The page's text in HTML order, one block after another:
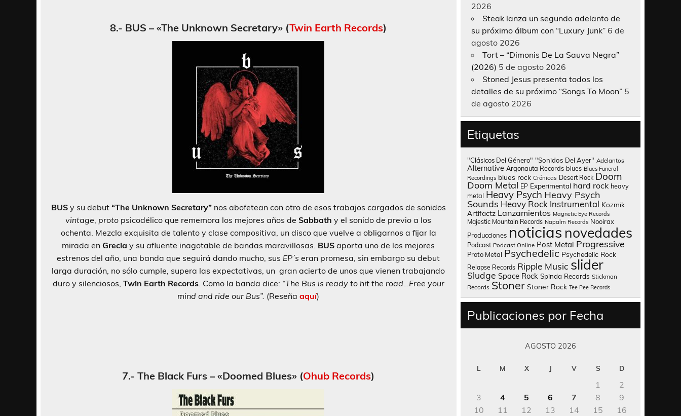
8.- BUS – «The Unknown Secretary» (Twin Earth Records)
BUSy su debut “The Unknown Secretary”nos abofetean con otro de esos trabajos cargados de sonidos
vintage, proto psicodélico que rememora los mejores años deSabbath y el sonido de previo a los
ochenta. Mezcla exquisita de talento y clase compositiva, un disco que vuelve a obligarnos a fijar la
mirada enGrecia y su afluente inagotable de bandas maravillosas. BUS aporta uno de los mejores
estrenos del año, una banda que seguirá dando mucho, sus EP´s eran promesa, sin embargo su debut
larga duración, no sólo cumple, supera las expectativas, un gran acierto de unos que vienen trabajando
duro y silenciosos, Twin Earth Records. Como la banda dice: “The Bus is ready to hit the road…Free your
mind and ride our Bus”. (Reseñaaquí)
7.- The Black Furs – «Doomed Blues» (Ohub Records)
2026
Steak lanza un segundo adelanto de
su próximo álbum con “Luxury Junk” 6 de
agosto 2026
Tort – “Dimonis De La Sauva Negra”
(2026) 5 de agosto 2026
Stoned Jesus presenta todos los
detalles de su próximo “Songs To Moon” 5
de agosto 2026
Etiquetas
"Clásicos Del Género" "Sonidos Del Ayer" Adelantos
Alternative Argonauta Records blues Blues Funeral
Recordings blues rock Crónicas Desert Rock Doom
Doom Metal EP Experimental hard rock heavy
metal Heavy Psych Heavy Psych
Sounds Heavy Rock Instrumental Kozmik
Artifactz Lanzamientos Magnetic Eye Records
Majestic Mountain Records Napalm Records Nooirax
Producciones noticias novedades
Podcast Podcast Online Post Metal Progressive
Proto Metal Psychedelic Psychedelic Rock
Relapse Records Ripple Music slider
Sludge Space Rock Spinda Records Stickman
Records Stoner Stoner Rock Tee Pee Records
Publicaciones por Fecha
AGOSTO 2026
L M X J V S D
1
2
3
4 5 6 7 8
9
10
11 12 13 14 15
16